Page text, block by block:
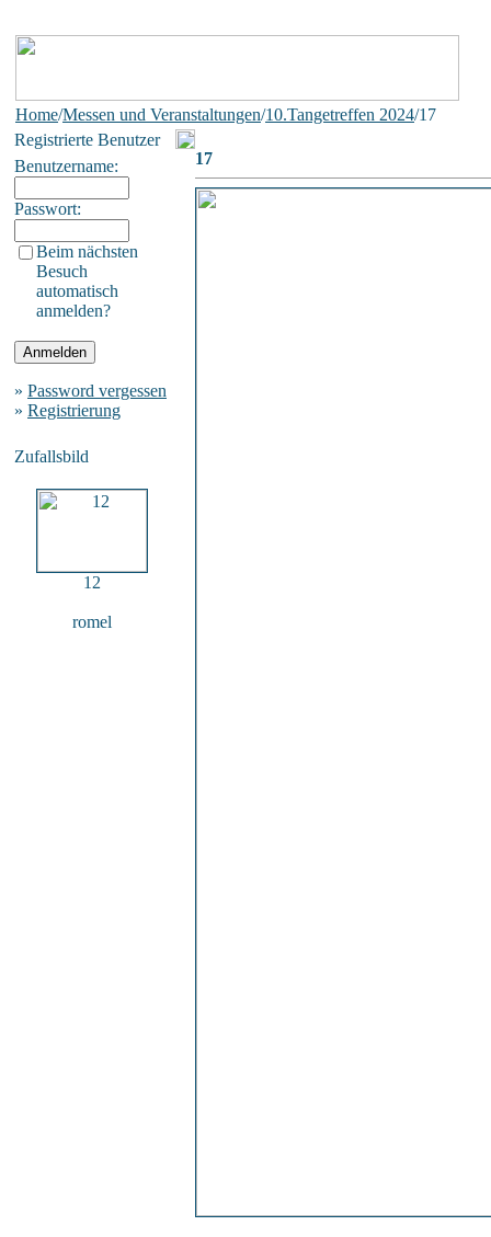
Home/Messen und Veranstaltungen/10.Tangetreffen 2024/17
Registrierte Benutzer
Benutzername:
Passwort:
Beim nächsten
Besuch
automatisch
anmelden?
» Password vergessen
» Registrierung
Zufallsbild
12
romel
17